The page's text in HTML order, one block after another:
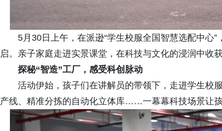
5月30日上午，在派逊“学生校服全国智慧选配中心
启。亲子家庭走进实景课堂，在科技与文化的浸润中收
探秘“智造”工厂，感受科创脉动
活动伊始，孩子们在讲解员的带领下，走进学生校
产线、精准分拣的自动化立体库……一幕幕科技场景让